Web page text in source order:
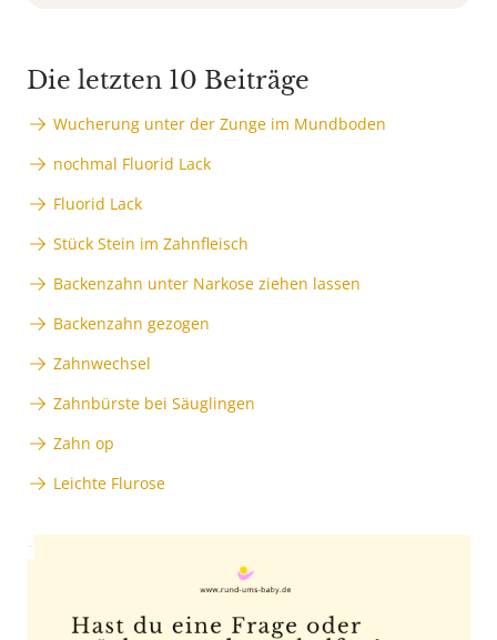
Die letzten 10 Beiträge
Wucherung unter der Zunge im Mundboden
nochmal Fluorid Lack
Fluorid Lack
Stück Stein im Zahnfleisch
Backenzahn unter Narkose ziehen lassen
Backenzahn gezogen
Zahnwechsel
Zahnbürste bei Säuglingen
Zahn op
Leichte Flurose